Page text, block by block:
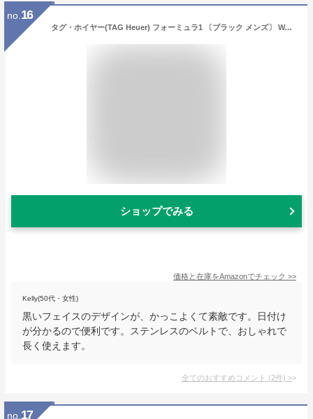
no. 16
タグ・ホイヤー(TAG Heuer) フォーミュラ1 〔ブラック メンズ〕 WAZ1112.BA0875 [並行輸入品]
ショップでみる
価格と在庫をAmazonでチェック >>
Kelly(50代・女性)
黒いフェイスのデザインが、かっこよくて素敵です。日付け
が分かるので便利です。ステンレスのベルトで、おしゃれで
長く使えます。
全てのおすすめコメント (2件) >
no. 17